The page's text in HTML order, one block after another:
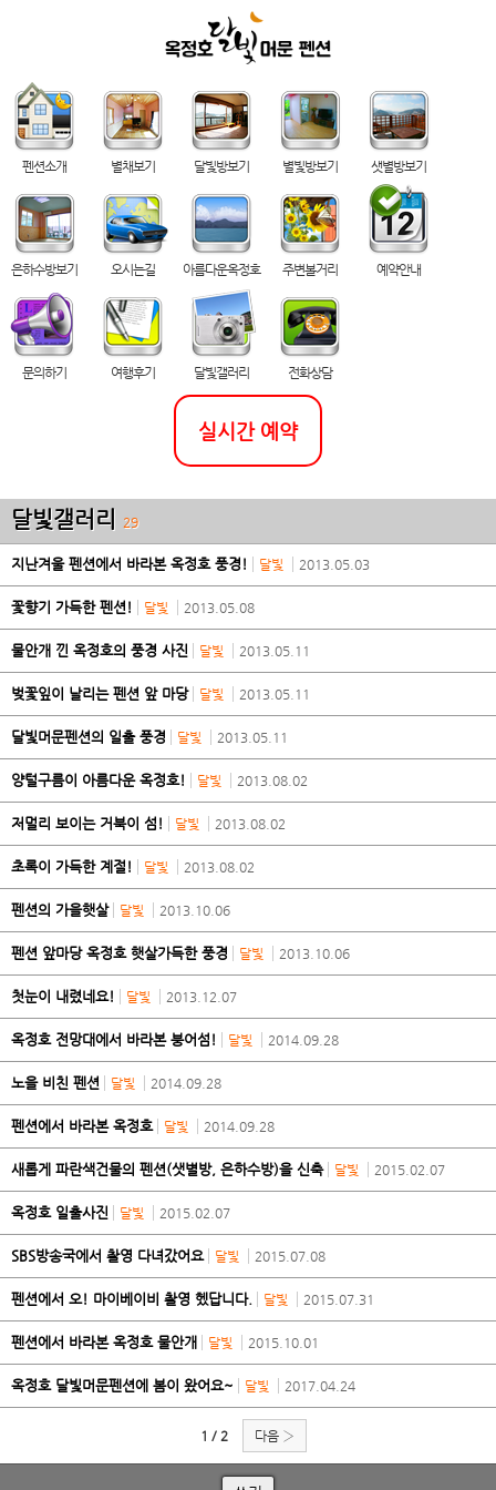
펜션소개 별채보기 달빛방보기 별빛방보기 샛별방보기
은하수방보기 오시는길 아름다운옥정호 주변볼거리 예약안내
문의하기 여행후기 달빛갤러리 전화상담
실시간 예약
달빛갤러리 29
지난겨울 펜션에서 바라본 옥정호 풍경! 달빛 2013.05.03
꽃향기 가득한 펜션! 달빛 2013.05.08
물안개 낀 옥정호의 풍경 사진 달빛 2013.05.11
벚꽃잎이 날리는 펜션 앞 마당 달빛 2013.05.11
달빛머문펜션의 일출 풍경 달빛 2013.05.11
양털구름이 아름다운 옥정호! 달빛 2013.08.02
저멀리 보이는 거북이 섬! 달빛 2013.08.02
초록이 가득한 계절! 달빛 2013.08.02
펜션의 가을햇살 달빛 2013.10.06
펜션 앞마당 옥정호 햇살가득한 풍경 달빛 2013.10.06
첫눈이 내렸네요! 달빛 2013.12.07
옥정호 전망대에서 바라본 붕어섬! 달빛 2014.09.28
노을 비친 펜션 달빛 2014.09.28
펜션에서 바라본 옥정호 달빛 2014.09.28
새롭게 파란색건물의 펜션(샛별방, 은하수방)을 신축 달빛 2015.02.07
옥정호 일출사진 달빛 2015.02.07
SBS방송국에서 촬영 다녀갔어요 달빛 2015.07.08
펜션에서 오! 마이베이비 촬영 헸답니다. 달빛 2015.07.31
펜션에서 바라본 옥정호 물안개 달빛 2015.10.01
옥정호 달빛머문펜션에 봄이 왔어요~ 달빛 2017.04.24
1 / 2 다음 ›